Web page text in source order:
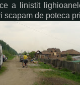
a linistit
scapam de poteca